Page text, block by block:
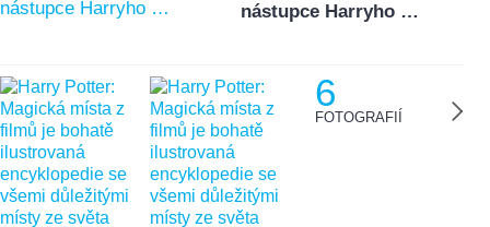
nástupce Harryho …
6
FOTOGRAFIÍ